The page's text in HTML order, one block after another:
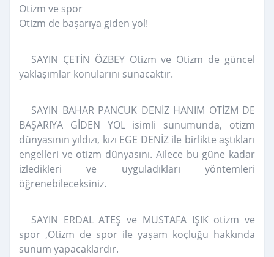
Otizm ve spor
Otizm de başarıya giden yol!
SAYIN ÇETİN ÖZBEY Otizm ve Otizm de güncel
yaklaşımlar konularını sunacaktır.
SAYIN BAHAR PANCUK DENİZ HANIM OTİZM DE
BAŞARIYA GİDEN YOL isimli sunumunda, otizm
dünyasının yıldızı, kızı EGE DENİZ ile birlikte aştıkları
engelleri ve otizm dünyasını. Ailece bu güne kadar
izledikleri ve uyguladıkları yöntemleri
öğrenebileceksiniz.
SAYIN ERDAL ATEŞ ve MUSTAFA IŞIK otizm ve
spor ,Otizm de spor ile yaşam koçluğu hakkında
sunum yapacaklardır.